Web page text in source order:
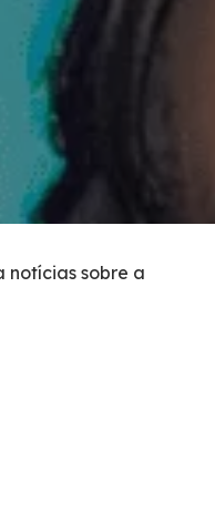
- SAU
notícias sobre a